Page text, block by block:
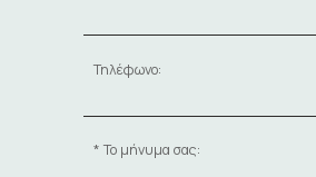
Τηλέφωνο:
Το μήνυμα σας: